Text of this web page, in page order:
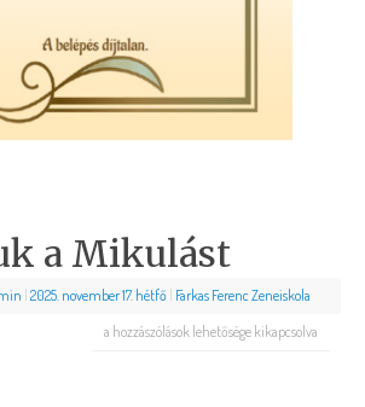
a Mikulást
2025. november 17. hétfő Farkas Ferenc Zeneiskola
a hozzászólások lehetősége kikapcsolva